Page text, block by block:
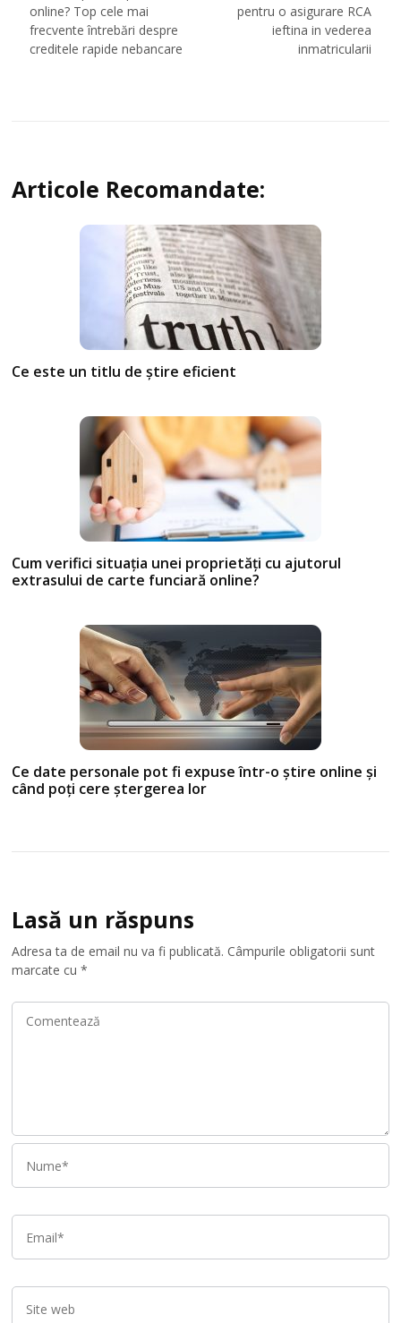
articole
online? Top cele mai
frecvente întrebări despre
creditele rapide nebancare
pentru o asigurare RCA
ieftina in vederea
inmatricularii
Articole Recomandate:
Ce este un titlu de știre eficient
Cum verifici situația unei proprietăți cu ajutorul
extrasului de carte funciară online?
Ce date personale pot fi expuse într-o știre online și
când poți cere ștergerea lor
Lasă un răspuns
Adresa ta de email nu va fi publicată. Câmpurile obligatorii sunt
marcate cu*